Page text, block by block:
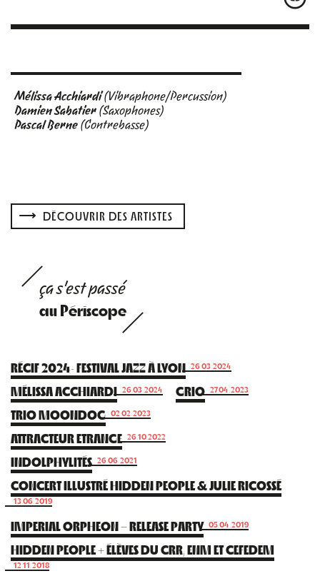
Mélissa Acchiardi(Vibraphone/Percussion)
Damien Sabatier (Saxophones)
Pascal Berne (Contrebasse)
DÉCOUVRIR DES ARTISTES
ça s'est passé
au Périscope
RÉCIF 2024· FESTIVAL JAZZ À LYON 26.03.2024
MÉLISSA ACCHIARDI 26.03.2024 GRIO 27.04.2023
TRIO MOONDOG 02.02.2023
ATTRACTEUR ETRANGE 26.10.2022
INDOLPHYLITÉS 26.06.2021
CONCERT ILLUSTRÉ HIDDEN PEOPLE & JULIE RICOSSÉ
13.06.2019
IMPERIAL ORPHEON – RELEASE PARTY 05.04.2019
HIDDEN PEOPLE + ÉLÈVES DU CRR, ENM ET CEFEDEM
12.11.2018